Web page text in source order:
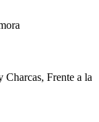
Charcas, Frente a la